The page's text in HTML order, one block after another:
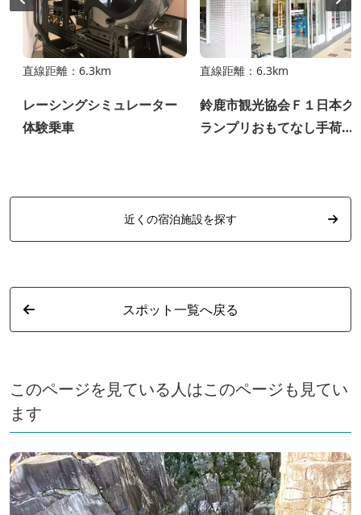
直線距離：6.3km
レーシングシミュレーター
体験乗車
直線距離：6.3km
鈴鹿市観光協会Ｆ１日本グ
ランプリおもてなし手荷物
近くの宿泊施設を探す
スポット一覧へ戻る
このページを見ている人はこのページも見てい
ます